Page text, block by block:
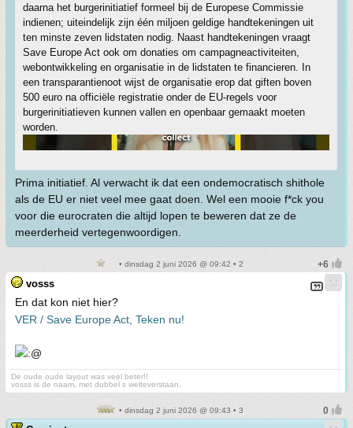
daarna het burgerinitiatief formeel bij de Europese Commissie
indienen; uiteindelijk zijn één miljoen geldige handtekeningen uit
ten minste zeven lidstaten nodig. Naast handtekeningen vraagt
Save Europe Act ook om donaties om campagneactiviteiten,
webontwikkeling en organisatie in de lidstaten te financieren. In
een transparantienoot wijst de organisatie erop dat giften boven
500 euro na officiële registratie onder de EU-regels voor
burgerinitiatieven kunnen vallen en openbaar gemaakt moeten
worden.
Prima initiatief. Al verwacht ik dat een ondemocratisch shithole
als de EU er niet veel mee gaat doen. Wel een mooie f*ck you
voor die eurocraten die altijd lopen te beweren dat ze de
meerderheid vertegenwoordigen.
• dinsdag 2 juni 2026 @ 09:42 • 2
vosss
En dat kon niet hier?
VER / Save Europe Act, Teken nu!
De oude oude layout was veel beter!!
vosss is de naam, met dubbel s welteverstaan.
• dinsdag 2 juni 2026 @ 09:43 • 3